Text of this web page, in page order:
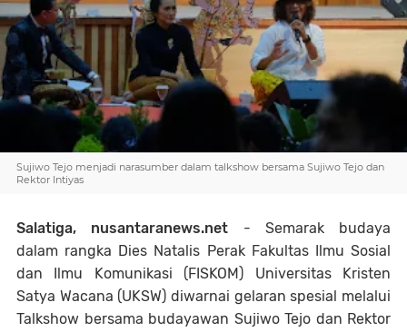
Sujiwo Tejo menjadi narasumber dalam talkshow bersama Sujiwo Tejo dan
Rektor Intiyas
Salatiga, nusantaranews.net - Semarak budaya
dalam rangka Dies Natalis Perak Fakultas Ilmu Sosial
dan Ilmu Komunikasi (FISKOM) Universitas Kristen
Satya Wacana (UKSW) diwarnai gelaran spesial melalui
Talkshow bersama budayawan Sujiwo Tejo dan Rektor